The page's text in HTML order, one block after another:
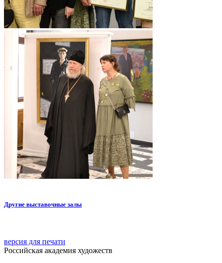
Другие выставочные залы
версия для печати
Российская академия художеств